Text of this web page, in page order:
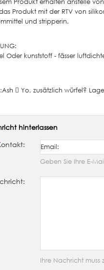
Produkt erhalten anstelle
Produkt mit der RTV von
und stripperin.
Oder kunststoff - fässer
 Yo, zusätzlich würfel?
hinterlassen
Geben Sie Ihre E-
Ihre Nachricht muss